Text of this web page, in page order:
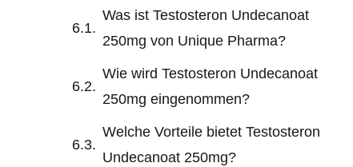
Was ist Testosteron Undecanoat
250mg von Unique Pharma?
Wie wird Testosteron Undecanoat
250mg eingenommen?
Welche Vorteile bietet Testosteron
Undecanoat 250mg?